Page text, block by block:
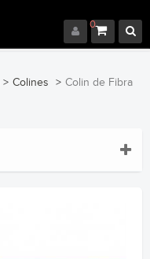
0
> Colines > Colin de Fibra